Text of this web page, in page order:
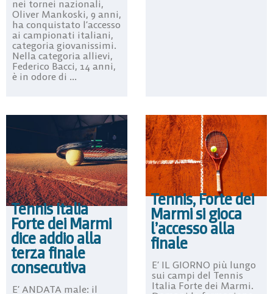
nei tornei nazionali,
Oliver Mankoski, 9 anni,
ha conquistato l’accesso
ai campionati italiani,
categoria giovanissimi.
Nella categoria allievi,
Federico Bacci, 14 anni,
è in odore di ...
Tennis Italia
Forte dei Marmi
dice addio alla
terza finale
consecutiva
E’ ANDATA male: il
Tennis, Forte dei
Marmi si gioca
l’accesso alla
finale
E’ IL GIORNO più lungo
sui campi del Tennis
Italia Forte dei Marmi.